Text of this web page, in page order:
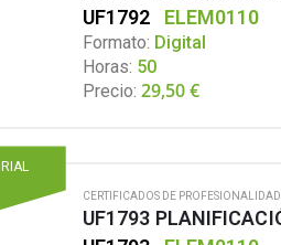
UF1792 ELEM0110
Formato: Digital
Horas: 50
Precio: 29,50€
CERTIFICADOS DE PROFESIONALIDAD